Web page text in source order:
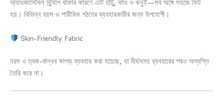
অ্যাডজাস্টেবল স্ট্র্যাপ থাকার কারণে এটি হাঁটু, কাঁধ ও কনুই—সব অঙ্গে সহজে ফিট
হয়। বিভিন্ন বয়স ও শারীরিক গঠনের ব্যবহারকারীর জন্য উপযোগী।
Skin-Friendly Fabric
নরম ও ত্বক-বান্ধব কাপড় ব্যবহার করা হয়েছে, যা দীর্ঘসময় ব্যবহারের পরও অস্বস্তি
তৈরি করে না।